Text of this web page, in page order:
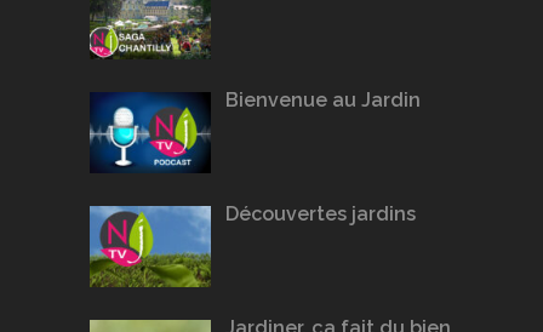
Bienvenue au Jardin
Découvertes jardins